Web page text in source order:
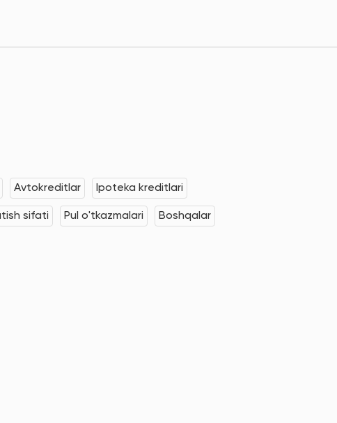
Avtokreditlar Ipoteka kreditlari
sifati Pul o'tkazmalari Boshqalar